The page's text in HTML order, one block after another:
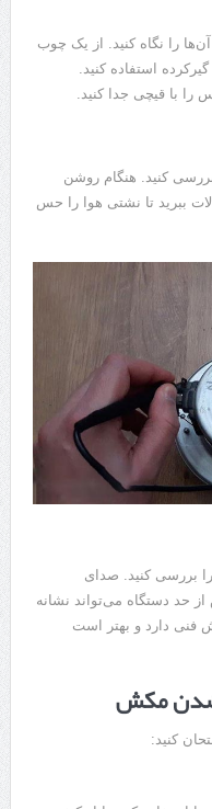
را نگاه کنید. از یک چوب
استفاده کنید.
را با قیچی جدا کنید.
بررسی کنید. هنگام روشن
ببرید تا نشتی هوا را حس
بررسی کنید. صدای
حد دستگاه می‌تواند نشانه
فنی دارد و بهتر است
مکش
کنید: